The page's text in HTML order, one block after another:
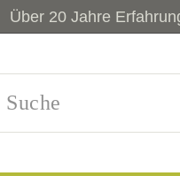
Über 20 Jahre